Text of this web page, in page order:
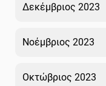
Δεκέμβριος 2023
Νοέμβριος 2023
Οκτώβριος 2023